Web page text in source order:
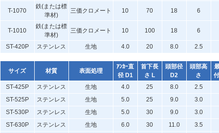
T-1070
鉄(または標
準材)
三価クロメート 10 70 18 6
T-1010
鉄(または標
準材)
三価クロメート 10 100 18 6
ST-420P ステンレス 生地 4.0 20 8.0 2.5
サイズ 材質 表面処理
ｱﾝｶｰ直
径 D1
首下長
さ L
頭部径
D2
頭部高
さ
ST-425P
ステンレス 生地 4.0 25 8.0
2.5
ST-525P
ステンレス 生地 5.0 25 9.0
3.0
ST-530P
ステンレス 生地 5.0 30 9.0
3.0
ST-630P
ステンレス 生地 6.0 30 11.0
3.5